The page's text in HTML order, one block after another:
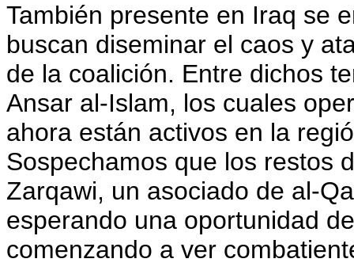
También presente en Iraq se
buscan diseminar el caos y
de la coalición. Entre dichos
Ansar al-Islam, los cuales
ahora están activos en la
Sospechamos que los restos
Zarqawi, un asociado de al-
esperando una oportunidad
comenzando a ver